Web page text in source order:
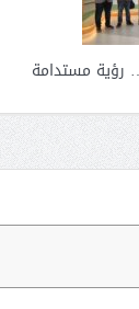
رؤية مستدامة